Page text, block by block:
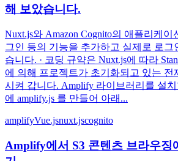
해 보았습니다.
Nuxt.js와 Amazon Cognito의 애플리케이
그인 등의 기능을 추가하고 실제로 로그
습니다. · 코딩 규약은 Nuxt.js에 따라
에 의해 프로젝트가 초기화되고 있는 전
시켜 갑니다. Amplify 라이브러리를 설치
에 amplify.js 를 만들어 아래...
amplifyVue.jsnuxt.jscognito
Amplify에서 S3 콘텐츠 브라우징